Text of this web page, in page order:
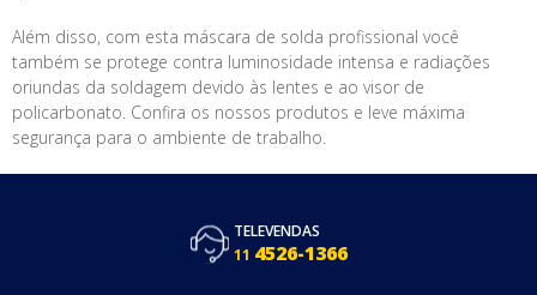
Além disso, com esta máscara de solda profissional você
também se protege contra luminosidade intensa e radiações
oriundas da soldagem devido às lentes e ao visor de
policarbonato. Confira os nossos produtos e leve máxima
segurança para o ambiente de trabalho.
TELEVENDAS
11 4526-1366